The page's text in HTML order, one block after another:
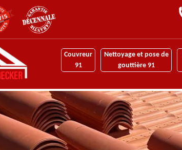
Couvreur
91
Nettoyage et pose de
gouttière 91